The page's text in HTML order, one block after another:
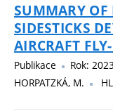
SUMMARY OF
SIDESTICKS
AIRCRAFT
Publikace
Rok: 2023
HORPATZKÁ, M.